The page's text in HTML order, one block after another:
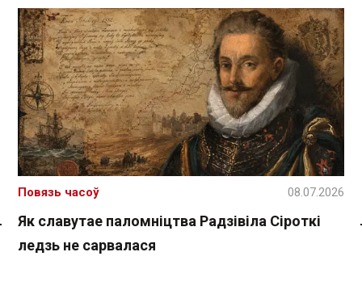
Спасылка без VPN
Як славутае паломніцтва Радзівіла Сіроткі
ледзь не сарвалася
Повязь часоў 08.07.2026